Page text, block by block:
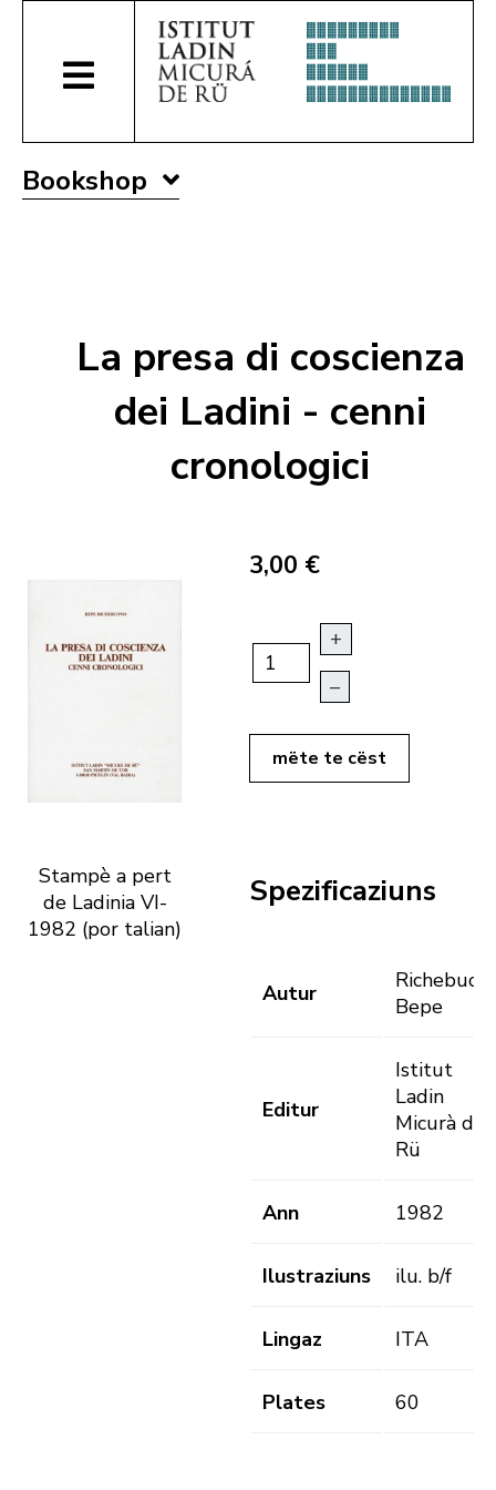
Bookshop
La presa di coscienza
dei Ladini - cenni
cronologici
Stampè a pert
de Ladinia VI-
1982 (por talian)
3,00 €
+
–
mëte te cëst
Spezificaziuns
Autur
Bepe
Editur
Istitut
Ladin
Micurà de
Rü
Ann 1982
Ilustraziuns ilu. b/f
Lingaz ITA
Plates 60